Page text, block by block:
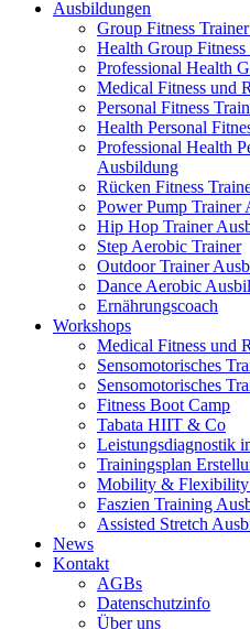
Ausbildungen
Group Fitness
Health Group
Professional Health
Medical Fitness und
Personal Fitness
Health Personal
Professional Health
Ausbildung
Rücken Fitness
Power Pump Trainer
Hip Hop Trainer
Step Aerobic Trainer
Outdoor Trainer
Dance Aerobic
Ernährungscoach
Workshops
Medical Fitness und
Sensomotorisches
Sensomotorisches
Fitness Boot Camp
Tabata HIIT & Co
Leistungsdiagnostik
Trainingsplan
Mobility & Flexibility
Faszien Training
Assisted Stretch
News
Kontakt
AGBs
Datenschutzinfo
Über uns